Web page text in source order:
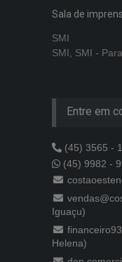
Sala de
SMI
SMI, SMI -
Entre em
(45) 3565 -
(45) 9982 -
Iguaçu)
Helena)